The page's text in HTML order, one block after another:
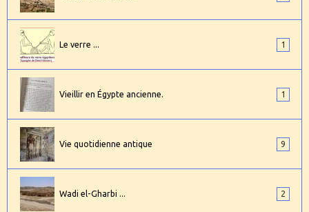
Le verre ... 1
Vieillir en Égypte ancienne. 1
Vie quotidienne antique 9
Wadi el-Gharbi ... 2